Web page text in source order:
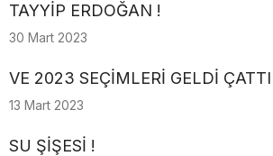
TAYYİP ERDOĞAN !
30 Mart 2023
VE 2023 SEÇİMLERİ GELDİ ÇATTI
13 Mart 2023
SU ŞİŞESİ !